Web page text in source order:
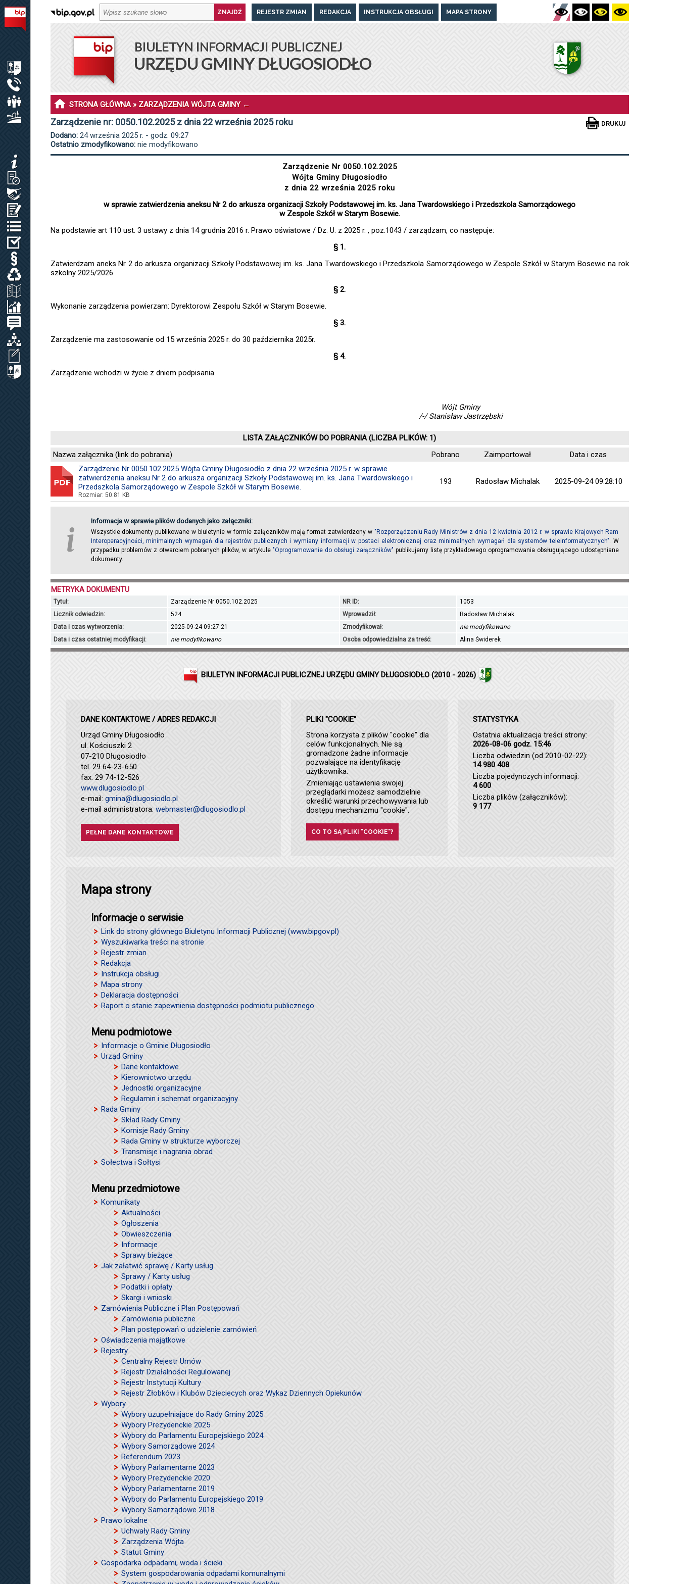
BIULETYN INFORMACJI PUBLICZNEJ URZĘDU GMINY DŁUGOSIODŁO
MENU PODMIOTOWE
INFORMACJE O GMINIE DŁUGOSIODŁO
RADA GMINY
SOŁECTWA I SOŁTYSI
MENU PRZEDMIOTOWE
OŚWIADCZENIA MAJĄTKOWE
ODPADY KOMUNALNE, WODA I ŚCIEKI
SPRAWOZDANIA / KONTROLA ZARZĄDCZA
ORGANIZACJE LOKALNE
CYBERBEZPIECZEŃSTWO
REJESTR ZMIAN REDAKCJA INSTRUKCJA OBSŁUGI MAPA STRONY
BIULETYN INFORMACJI PUBLICZNEJ
URZĘDU GMINY DŁUGOSIODŁO
STRONA GŁÓWNA» ZARZĄDZENIA WÓJTA GMINY←
Zarządzenie nr: 0050.102.2025 z dnia 22 września 2025 roku
Dodano:24 września 2025 r. - godz. 09:27
Ostatnio zmodyfikowano:nie modyfikowano
DRUKUJ
Zarządzenie Nr 0050.102.2025
Wójta Gminy Długosiodło
z dnia 22 września 2025 roku
w sprawie zatwierdzenia aneksu Nr 2 do arkusza organizacji Szkoły Podstawowej im. ks. Jana Twardowskiego i Przedszkola Samorządowego
w Zespole Szkół w Starym Bosewie.
Na podstawie art 110 ust. 3 ustawy z dnia 14 grudnia 2016 r. Prawo oświatowe / Dz. U. z 2025 r. , poz.1043 / zarządzam, co następuje:
§ 1.
Zatwierdzam aneks Nr 2 do arkusza organizacji Szkoły Podstawowej im. ks. Jana Twardowskiego i Przedszkola Samorządowego w Zespole Szkół w Starym Bosewie na rok
szkolny 2025/2026.
§ 2.
Wykonanie zarządzenia powierzam: Dyrektorowi Zespołu Szkół w Starym Bosewie.
§ 3.
Zarządzenie ma zastosowanie od 15 września 2025 r. do 30 października 2025r.
§ 4.
Zarządzenie wchodzi w życie z dniem podpisania.
Wójt Gminy
/-/ Stanisław Jastrzębski
LISTA ZAŁĄCZNIKÓW DO POBRANIA (LICZBA PLIKÓW: 1)
Nazwa załącznika (link do pobrania)
Pobrano Zaimportował
Data i czas
Zarządzenie Nr 0050.102.2025 Wójta Gminy Długosiodło z dnia 22 września 2025 r. w sprawie
zatwierdzenia aneksu Nr 2 do arkusza organizacji Szkoły Podstawowej im. ks. Jana Twardowskiego i
Przedszkola Samorządowego w Zespole Szkół w Starym Bosewie.
Rozmiar: 50.81 KB
193 Radosław Michalak 2025-09-24 09:28:10
i
Informacja w sprawie plików dodanych jako załączniki:
Wszystkie dokumenty publikowane w biuletynie w formie załączników mają format zatwierdzony w "Rozporządzeniu Rady Ministrów z dnia 12 kwietnia 2012 r. w sprawie Krajowych Ram
Interoperacyjności, minimalnych wymagań dla rejestrów publicznych i wymiany informacji w postaci elektronicznej oraz minimalnych wymagań dla systemów teleinformatycznych". W
przypadku problemów z otwarciem pobranych plików, w artykule "Oprogramowanie do obsługi załączników" publikujemy listę przykładowego oprogramowania obsługującego udostępniane
dokumenty.
METRYKA DOKUMENTU
Tytuł: Zarządzenie Nr 0050.102.2025 NR ID:
1053
Licznik odwiedzin:
524 Wprowadził:
Radosław Michalak
Data i czas wytworzenia:
2025-09-24 09:27:21 Zmodyfikował:
nie modyfikowano
Data i czas ostatniej modyfikacji:
nie modyfikowano Osoba odpowiedzialna za treść: Alina Świderek
BIULETYN INFORMACJI PUBLICZNEJ URZĘDU GMINY DŁUGOSIODŁO (2010 - 2026)
DANE KONTAKTOWE / ADRES REDAKCJI
Urząd Gminy Długosiodło
ul. Kościuszki 2
07-210 Długosiodło
tel. 29 64-23-650
fax. 29 74-12-526
www.dlugosiodlo.pl
e-mail: gmina@dlugosiodlo.pl
e-mail administratora: webmaster@dlugosiodlo.pl
PEŁNE DANE KONTAKTOWE
PLIKI "COOKIE"
Strona korzysta z plików "cookie" dla
celów funkcjonalnych. Nie są
gromadzone żadne informacje
pozwalające na identyfikację
użytkownika.
Zmieniając ustawienia swojej
przeglądarki możesz samodzielnie
określić warunki przechowywania lub
dostępu mechanizmu "cookie".
CO TO SĄ PLIKI "COOKIE"?
STATYSTYKA
Ostatnia aktualizacja treści strony:
2026-08-06 godz. 15:46
Liczba odwiedzin (od 2010-02-22):
14 980 408
Liczba pojedynczych informacji:
4 600
Liczba plików (załączników):
9 177
Mapa strony
Informacje o serwisie
Link do strony głównego Biuletynu Informacji Publicznej (www.bipgov.pl)
Wyszukiwarka treści na stronie
Rejestr zmian
Redakcja
Instrukcja obsługi
Mapa strony
Deklaracja dostępności
Raport o stanie zapewnienia dostępności podmiotu publicznego
Menu podmiotowe
Informacje o Gminie Długosiodło
Urząd Gminy
Dane kontaktowe
Kierownictwo urzędu
Jednostki organizacyjne
Regulamin i schemat organizacyjny
Rada Gminy
Skład Rady Gminy
Komisje Rady Gminy
Rada Gminy w strukturze wyborczej
Transmisje i nagrania obrad
Sołectwa i Sołtysi
Menu przedmiotowe
Komunikaty
Aktualności
Ogłoszenia
Obwieszczenia
Informacje
Sprawy bieżące
Jak załatwić sprawę / Karty usług
Sprawy / Karty usług
Podatki i opłaty
Skargi i wnioski
Zamówienia Publiczne i Plan Postępowań
Zamówienia publiczne
Plan postępowań o udzielenie zamówień
Oświadczenia majątkowe
Rejestry
Centralny Rejestr Umów
Rejestr Działalności Regulowanej
Rejestr Instytucji Kultury
Rejestr Żłobków i Klubów Dzieciecych oraz Wykaz Dziennych Opiekunów
Wybory
Wybory uzupełniające do Rady Gminy 2025
Wybory Prezydenckie 2025
Wybory do Parlamentu Europejskiego 2024
Wybory Samorządowe 2024
Referendum 2023
Wybory Parlamentarne 2023
Wybory Prezydenckie 2020
Wybory Parlamentarne 2019
Wybory do Parlamentu Europejskiego 2019
Wybory Samorządowe 2018
Prawo lokalne
Uchwały Rady Gminy
Zarządzenia Wójta
Statut Gminy
Gospodarka odpadami, woda i ścieki
System gospodarowania odpadami komunalnymi